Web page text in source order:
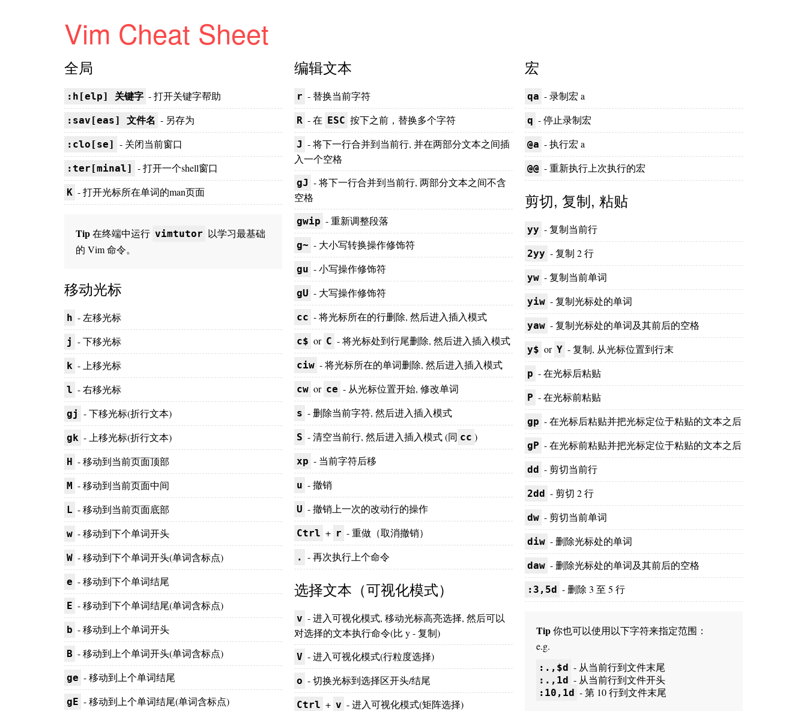
Vim Cheat Sheet
全局
:h[elp] 关键字 - 打开关键字帮助
:sav[eas] 文件名 - 另存为
:clo[se] - 关闭当前窗口
:ter[minal] - 打开一个shell窗口
K - 打开光标所在单词的man页面
Tip在终端中运行 vimtutor 以学习最基础
的 Vim 命令。
移动光标
h - 左移光标
j - 下移光标
k - 上移光标
l - 右移光标
gj - 下移光标(折行文本)
gk - 上移光标(折行文本)
H - 移动到当前页面顶部
M - 移动到当前页面中间
L - 移动到当前页面底部
w - 移动到下个单词开头
W - 移动到下个单词开头(单词含标点)
e - 移动到下个单词结尾
E - 移动到下个单词结尾(单词含标点)
b - 移动到上个单词开头
B - 移动到上个单词开头(单词含标点)
ge - 移动到上个单词结尾
gE - 移动到上个单词结尾(单词含标点)
编辑文本
r - 替换当前字符
R - 在 ESC 按下之前，替换多个字符
J - 将下一行合并到当前行, 并在两部分文本之间插
入一个空格
gJ - 将下一行合并到当前行, 两部分文本之间不含
空格
gwip - 重新调整段落
g~ - 大小写转换操作修饰符
gu - 小写操作修饰符
gU - 大写操作修饰符
cc - 将光标所在的行删除, 然后进入插入模式
c$ or C - 将光标处到行尾删除, 然后进入插入模式
ciw - 将光标所在的单词删除, 然后进入插入模式
cw or ce - 从光标位置开始, 修改单词
s - 删除当前字符, 然后进入插入模式
S - 清空当前行, 然后进入插入模式 (同 cc )
xp - 当前字符后移
u - 撤销
U - 撤销上一次的改动行的操作
Ctrl + r - 重做（取消撤销）
. - 再次执行上个命令
选择文本（可视化模式）
v - 进入可视化模式, 移动光标高亮选择, 然后可以
对选择的文本执行命令(比 y - 复制)
V - 进入可视化模式(行粒度选择)
o - 切换光标到选择区开头/结尾
Ctrl + v - 进入可视化模式(矩阵选择)
宏
qa - 录制宏 a
q - 停止录制宏
@a - 执行宏 a
@@ - 重新执行上次执行的宏
剪切, 复制, 粘贴
yy - 复制当前行
2yy - 复制 2 行
yw - 复制当前单词
yiw - 复制光标处的单词
yaw - 复制光标处的单词及其前后的空格
y$ or Y - 复制, 从光标位置到行末
p - 在光标后粘贴
P - 在光标前粘贴
gp - 在光标后粘贴并把光标定位于粘贴的文本之后
gP - 在光标前粘贴并把光标定位于粘贴的文本之后
dd - 剪切当前行
2dd - 剪切 2 行
dw - 剪切当前单词
diw - 删除光标处的单词
daw - 删除光标处的单词及其前后的空格
:3,5d - 删除 3 至 5 行
Tip你也可以使用以下字符来指定范围：
e.g.
:.,$d - 从当前行到文件末尾
:.,1d - 从当前行到文件开头
:10,1d - 第 10 行到文件末尾